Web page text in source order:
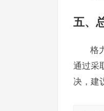
五、
格
通过采
决，建